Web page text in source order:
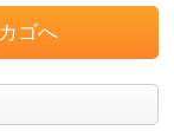
カゴへ